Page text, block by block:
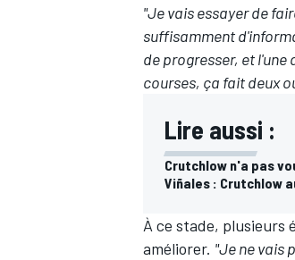
"Je vais essayer de
suffisamment
de progresser, et
courses, ça fait deux
Lire aussi :
Crutchlow n'a pas
Viñales : Crutchlow
À ce stade, plusieurs
améliorer. "Je ne vais